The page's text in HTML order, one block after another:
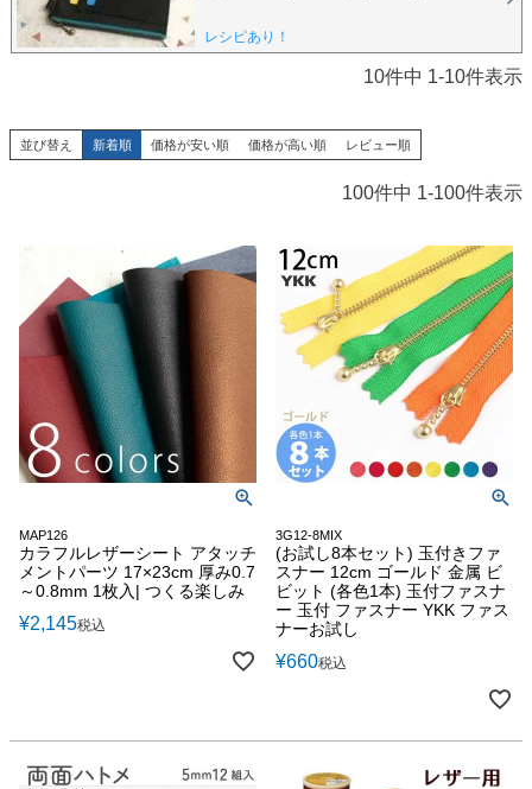
レシピあり！
10件中 1-10件表示
並び替え 新着順 価格が安い順 価格が高い順 レビュー順
100件中 1-100件表示
MAP126
カラフルレザーシート アタッチ
メントパーツ 17×23cm 厚み0.7
～0.8mm 1枚入| つくる楽しみ
¥2,145税込
3G12-8MIX
(お試し8本セット) 玉付きファ
スナー 12cm ゴールド 金属 ビ
ビット (各色1本) 玉付ファスナ
ー 玉付 ファスナー YKK ファス
ナーお試し
¥660税込